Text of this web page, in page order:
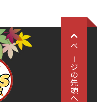
ページの先頭へ